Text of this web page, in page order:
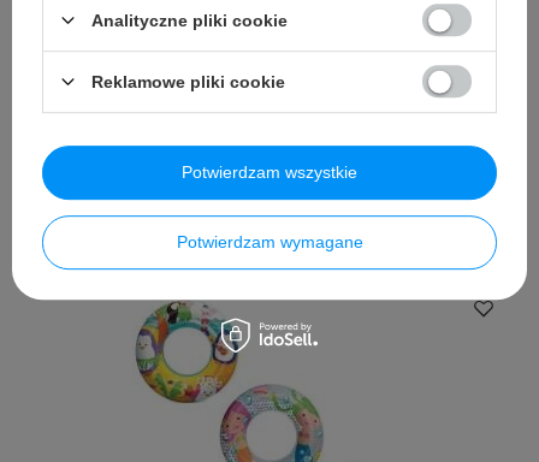
Koło do pływania dla dzieci Delfiny BESTWAY Morskie
Zwierzęta 51cm
5,49 PLN brutto szt.
Najniższa cena produktu w okresie 30 dni przed wprowadzeniem
obniżki:4,65 PLN +18%
Analityczne pliki cookie
Reklamowe pliki cookie
Potwierdzam wymagane
Potwierdzam wszystkie